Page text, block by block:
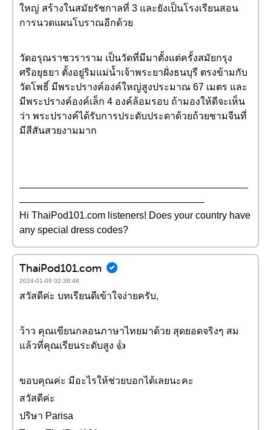
ใหญ่ สร้างในสมัยรัชกาลที่ 3 และยังเป็นโรงเรียนสอน
การนวดแผนโบราณอีกด้วย
วัดอรุณราชวราราม เป็นวัดที่มีมาตั้งแต่ครั้งสมัยกรุง
ศรีอยุธยา ตั้งอยู่ริมแม่น้ำเจ้าพระยาฝั่งธนบุรี ตรงข้ามกับ
วัดโพธิ์ มีพระปรางค์องค์ใหญ่สูงประมาณ 67 เมตร และ
มีพระปรางค์องค์เล็ก 4 องค์ล้อมรอบ ถ้ามองให้ดีจะเห็น
ว่า พระปรางค์ได้รับการประดับประดาด้วยถ้วยชามจีนที่
มีสีสันสวยงามมาก
Hi ThaiPod101.com listeners! Does your country have
any special dress codes?
ThaiPod101.com
2024-01-09 02:38:48
สวัสดีค่ะ บทเรียนดีเข้าใจง่ายครับ,
ว้าว คุณเขียนกลอนภาษาไทยมาด้วย สุดยอดจริงๆ สม
แล้วที่คุณเรียนระดับสูง 👍
ขอบคุณค่ะ มีอะไรให้ช่วยบอกได้เลยนะคะ
สวัสดีค่ะ
ปริษา Parisa